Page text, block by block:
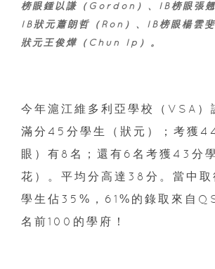
榜眼鍾以謙（Gordon）、IB榜眼張
IB狀元蕭朗哲（Ron）、IB榜眼楊雲
狀元王俊燁（Chun Ip）。
今年滬江維多利亞學校（VSA）
滿分45分學生（狀元）；考獲
眼）有8名；還有6名考獲43分
花）。平均分高達38分。當中
學生佔35%，61%的錄取來自
名前100的學府！